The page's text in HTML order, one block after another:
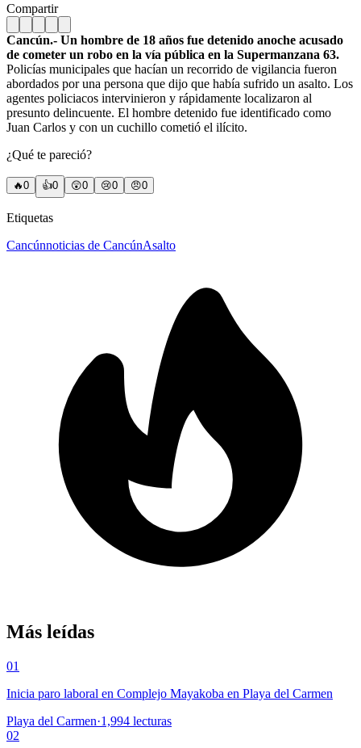
Compartir
Cancún.- Un hombre de 18 años fue detenido anoche acusado
de cometer un robo en la vía pública en la Supermanzana 63.
Policías municipales que hacían un recorrido de vigilancia fueron
abordados por una persona que dijo que había sufrido un asalto. Los
agentes policiacos intervinieron y rápidamente localizaron al
presunto delincuente. El hombre detenido fue identificado como
Juan Carlos y con un cuchillo cometió el ilícito.
¿Qué te pareció?
🔥0 👍0 😲0 😢0 😠0
Etiquetas
Cancúnnoticias de CancúnAsalto
Más leídas
01
Inicia paro laboral en Complejo Mayakoba en Playa del Carmen
Playa del Carmen·1,994 lecturas
02